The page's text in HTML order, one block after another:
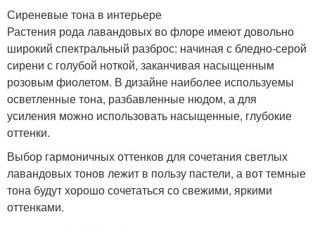
Сиреневые тона в интерьере
Растения рода лавандовых во флоре имеют довольно
широкий спектральный разброс: начиная с бледно-серой
сирени с голубой ноткой, заканчивая насыщенным
розовым фиолетом. В дизайне наиболее используемы
осветленные тона, разбавленные нюдом, а для
усиления можно использовать насыщенные, глубокие
оттенки.
Выбор гармоничных оттенков для сочетания светлых
лавандовых тонов лежит в пользу пастели, а вот темные
тона будут хорошо сочетаться со свежими, яркими
оттенками.